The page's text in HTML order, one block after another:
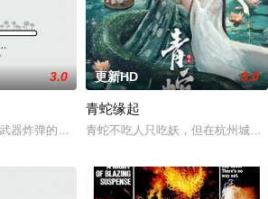
young
3.0
器炸弹的案件被隐藏真相，仅存活的人也被送
更新HD 9.0
青蛇缘起
青蛇不吃人只吃妖，但在杭州城被